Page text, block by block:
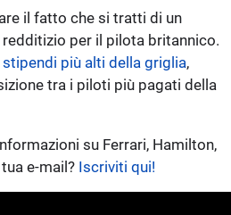
il fatto che si tratti di un
per il pilota britannico.
più alti della griglia,
tra i piloti più pagati della
su Ferrari, Hamilton,
e-mail? Iscriviti qui!